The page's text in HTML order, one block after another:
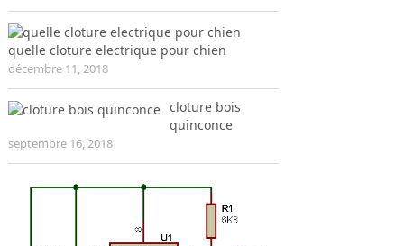
quelle cloture electrique pour chien
décembre 11, 2018
cloture bois
quinconce
septembre 16, 2018